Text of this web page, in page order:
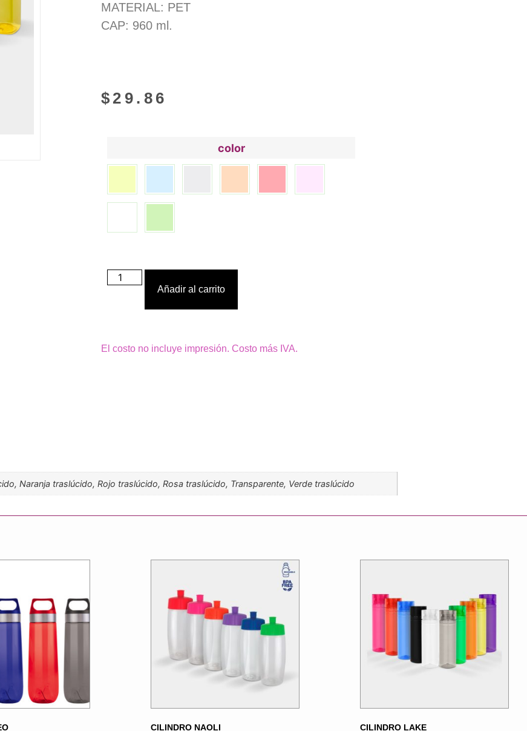
MATERIAL: PET
CAP: 960 ml.
$ 29.86
color
Añadir al carrito
El costo no incluye impresión. Costo más IVA.
Naranja traslúcido, Rojo traslúcido, Rosa traslúcido, Transparente, Verde traslúcido
CILINDRO NAOLI CILINDRO LAKE